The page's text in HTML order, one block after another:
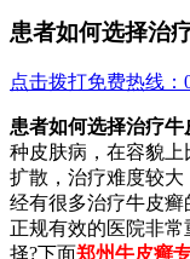
患者如何选择治
点击拨打免费热线：
患者如何选择治疗牛
种皮肤病，在容貌
扩散，治疗难度较
经有很多治疗牛皮
正规有效的医院非
择?下面郑州牛皮癣